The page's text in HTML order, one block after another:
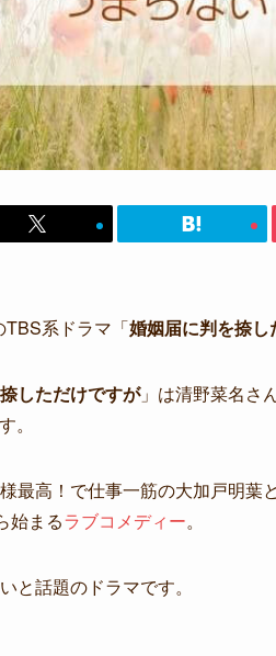
系ドラマ「婚姻届に判を捺し
しただけですが」は清野菜名さ
。
最高！で仕事一筋の大加戸明
始まるラブコメディー。
と話題のドラマです。